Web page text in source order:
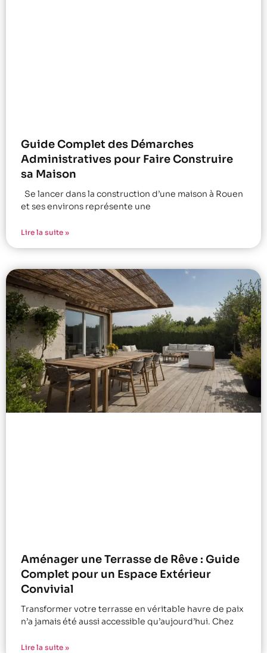
Guide Complet des Démarches
Administratives pour Faire Construire
sa Maison
Se lancer dans la construction d’une maison à Rouen
et ses environs représente une
Lire la suite »
Aménager une Terrasse de Rêve : Guide
Complet pour un Espace Extérieur
Convivial
Transformer votre terrasse en véritable havre de paix
n’a jamais été aussi accessible qu’aujourd’hui. Chez
Lire la suite »